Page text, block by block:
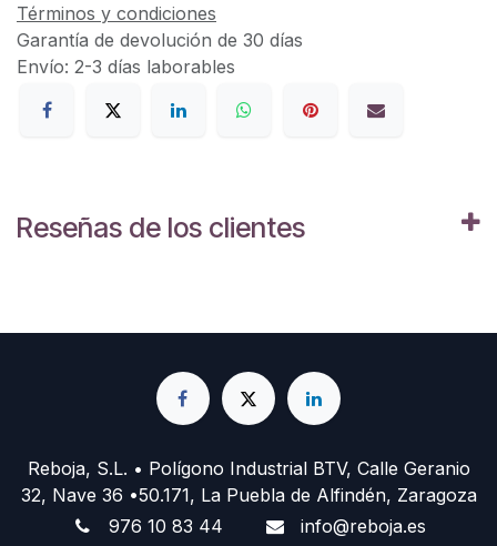
Términos y condiciones
Garantía de devolución de 30 días
Envío: 2-3 días laborables
Reseñas de los clientes
Reboja, S.L. • Polígono Industrial BTV, Calle Geranio
32, Nave 36 •50.171, La Puebla de Alfindén, Zaragoza
976 10 83 44
info@reboja.es